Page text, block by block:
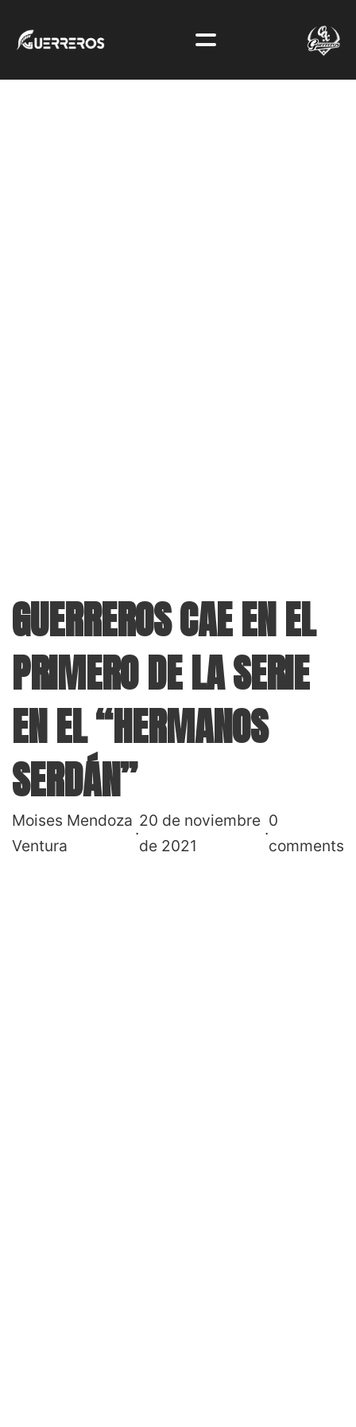
GUERREROS CAE EN EL
PRIMERO DE LA SERIE
EN EL “HERMANOS
SERDÁN”
Moises Mendoza
Ventura
·
20 de noviembre
de 2021
·
0
comments